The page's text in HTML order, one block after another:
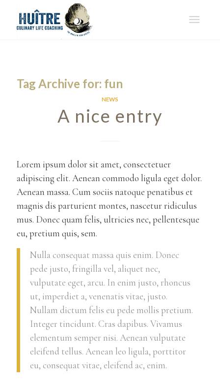
Tag Archive for: fun
NEWS
A nice entry
Lorem ipsum dolor sit amet, consectetuer
adipiscing elit. Aenean commodo ligula eget dolor.
Aenean massa. Cum sociis natoque penatibus et
magnis dis parturient montes, nascetur ridiculus
mus. Donec quam felis, ultricies nec, pellentesque
eu, pretium quis, sem.
Nulla consequat massa quis enim. Donec
pede justo, fringilla vel, aliquet nec,
vulputate eget, arcu. In enim justo, rhoncus
ut, imperdiet a, venenatis vitae, justo.
Nullam dictum felis eu pede mollis pretium.
Integer tincidunt. Cras dapibus. Vivamus
elementum semper nisi. Aenean vulputate
eleifend tellus. Aenean leo ligula, porttitor
eu, consequat vitae, eleifend ac, enim.